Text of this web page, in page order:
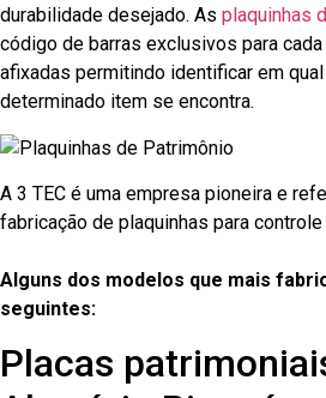
durabilidade desejado. As plaquinhas
código de barras exclusivos para
afixadas permitindo identificar em
determinado item se encontra.
A 3 TEC é uma empresa pioneira e
fabricação de plaquinhas para
Alguns dos modelos que mais
seguintes:
Placas